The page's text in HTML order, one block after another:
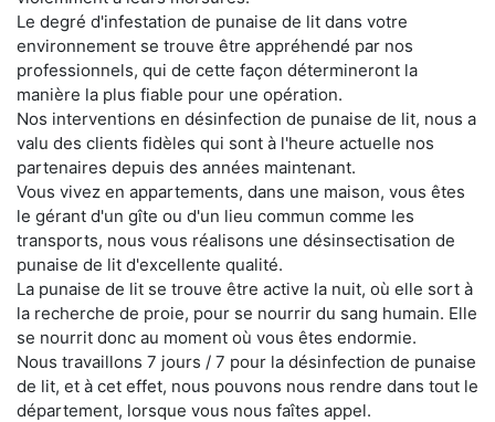
Le degré d'infestation de punaise de lit dans votre
environnement se trouve être appréhendé par nos
professionnels, qui de cette façon détermineront la
manière la plus fiable pour une opération.
Nos interventions en désinfection de punaise de lit, nous a
valu des clients fidèles qui sont à l'heure actuelle nos
partenaires depuis des années maintenant.
Vous vivez en appartements, dans une maison, vous êtes
le gérant d'un gîte ou d'un lieu commun comme les
transports, nous vous réalisons une désinsectisation de
punaise de lit d'excellente qualité.
La punaise de lit se trouve être active la nuit, où elle sort à
la recherche de proie, pour se nourrir du sang humain. Elle
se nourrit donc au moment où vous êtes endormie.
Nous travaillons 7 jours / 7 pour la désinfection de punaise
de lit, et à cet effet, nous pouvons nous rendre dans tout le
département, lorsque vous nous faîtes appel.